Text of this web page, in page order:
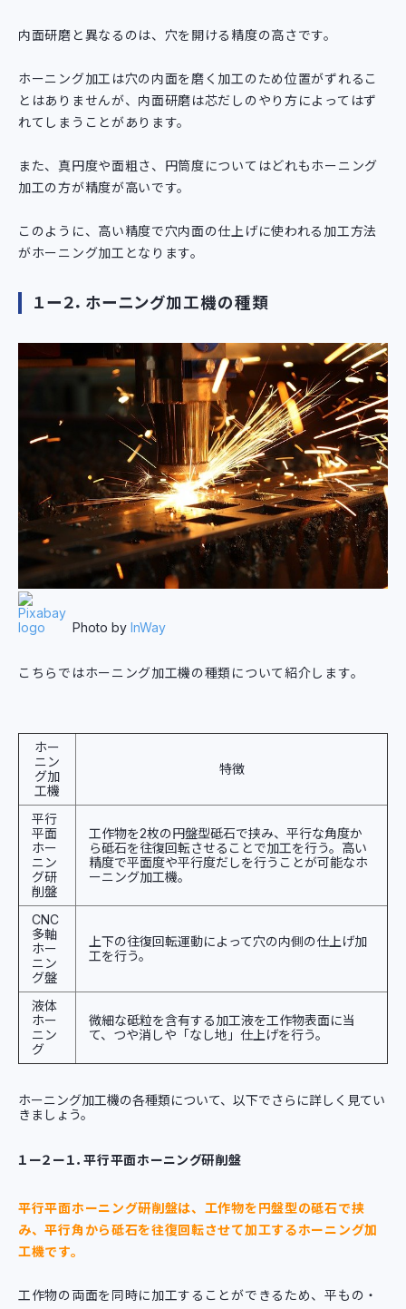
内面研磨と異なるのは、穴を開ける精度の高さです。
ホーニング加工は穴の内面を磨く加工のため位置がずれるこ
とはありませんが、内面研磨は芯だしのやり方によってはず
れてしまうことがあります。
また、真円度や面粗さ、円筒度についてはどれもホーニング
加工の方が精度が高いです。
このように、高い精度で穴内面の仕上げに使われる加工方法
がホーニング加工となります。
１ー２．ホーニング加工機の種類
Photo by InWay
こちらではホーニング加工機の種類について紹介します。
ホー
ニン
グ加
工機
特徴
平行
平面
ホー
ニン
グ研
削盤
工作物を2枚の円盤型砥石で挟み、平行な角度か
ら砥石を往復回転させることで加工を行う。高い
精度で平面度や平行度だしを行うことが可能なホ
ーニング加工機。
CNC
多軸
ホー
ニン
グ盤
上下の往復回転運動によって穴の内側の仕上げ加
工を行う。
液体
ホー
ニン
グ
微細な砥粒を含有する加工液を工作物表面に当
て、つや消しや「なし地」仕上げを行う。
ホーニング加工機の各種類について、以下でさらに詳しく見てい
きましょう。
１ー２ー１．平行平面ホーニング研削盤
平行平面ホーニング研削盤は、工作物を円盤型の砥石で挟
み、平行角から砥石を往復回転させて加工するホーニング加
工機です。
工作物の両面を同時に加工することができるため、平もの・